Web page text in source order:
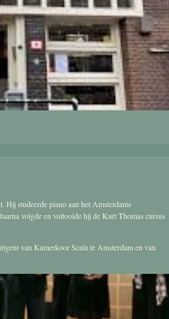
Hij studeerde piano aan het Amsterdams
volgde en voltooide hij de Kurt Thomas cursus
van Kamerkoor Scala te Amsterdam en van